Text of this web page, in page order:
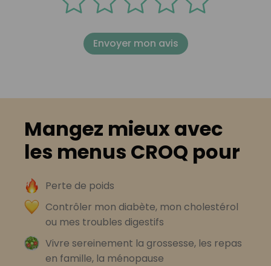
Envoyer mon avis
Mangez mieux avec
les menus CROQ pour
Perte de poids
Contrôler mon diabète, mon cholestérol
ou mes troubles digestifs
Vivre sereinement la grossesse, les repas
en famille, la ménopause